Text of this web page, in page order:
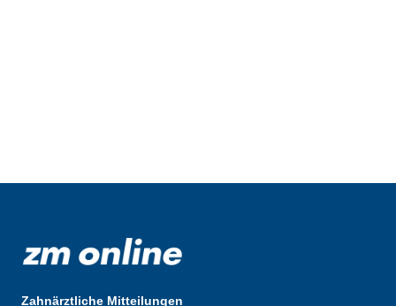
Zahnärztliche Mitteilungen